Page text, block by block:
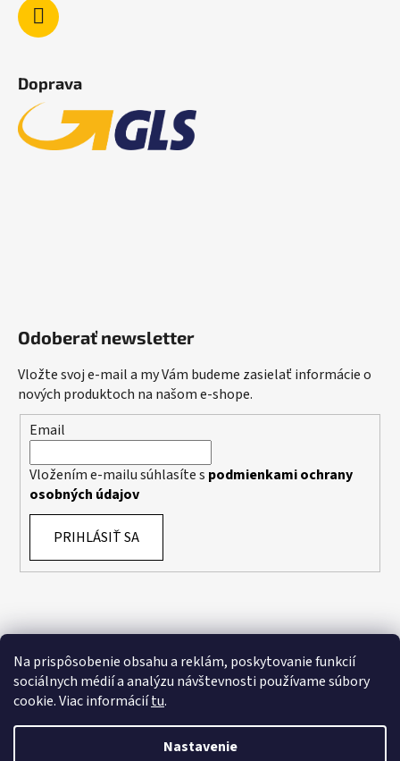
Na prispôsobenie obsahu a reklám, poskytovanie funkcií
sociálnych médií a analýzu návštevnosti používame súbory
cookie. Viac informáciítu.
Nastavenie
Doprava
Odoberať newsletter
Vložte svoj e-mail a my Vám budeme zasielať informácie o
nových produktoch na našom e-shope.
Email
Vložením e-mailu súhlasíte s podmienkami ochrany
osobných údajov
PRIHLÁSIŤ SA